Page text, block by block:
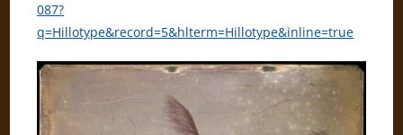
087?
q=Hillotype&record=5&hlterm=Hillotype&inline=true